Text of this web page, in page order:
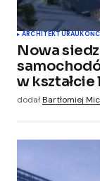
ARCHITEKTURA
Nowa
w
dodałBartłomiej